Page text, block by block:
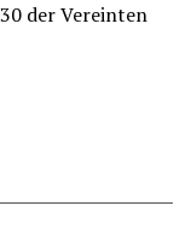
der Vereinten